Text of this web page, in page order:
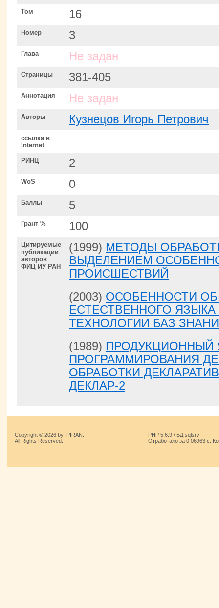
Том 16
Номер 3
Глава Не задан
Страницы 381-405
Аннотация Не задан
Авторы Кузнецов Игорь Петрович
ссылка в
Internet
РИНЦ 2
WoS 0
Баллы 5
Грант % 100
Цитируемые
публикации
авторов
ФИЦ ИУ РАН
(1999) МЕТОДЫ
ВЫДЕЛЕНИЕМ
ПРОИСШЕСТВИЙ
(2003) ОСОБЕННОСТИ
ЕСТЕСТВЕННОГО
ТЕХНОЛОГИИ БАЗ
(1989) ПРОДУКЦИОННЫЙ
ПРОГРАММИРОВАНИЯ
ОБРАБОТКИ
ДЕКЛАР-2
Copyright © 2026 by IPIRAN.
All Rights Reserved.
PHP 5.6.9 / БД sqlsrv
Отработало за 0.06963 с.